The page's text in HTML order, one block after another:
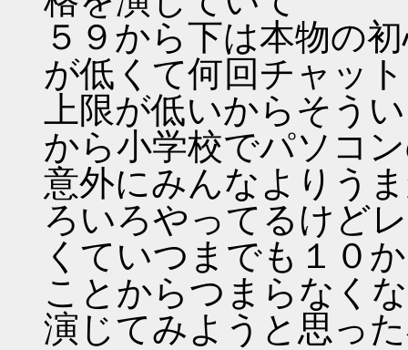
５９から下は本物の
が低くて何回チャッ
上限が低いからそう
から小学校でパソコ
意外にみんなよりう
ろいろやってるけど
くていつまでも１０
ことからつまらなく
演じてみようと思っ